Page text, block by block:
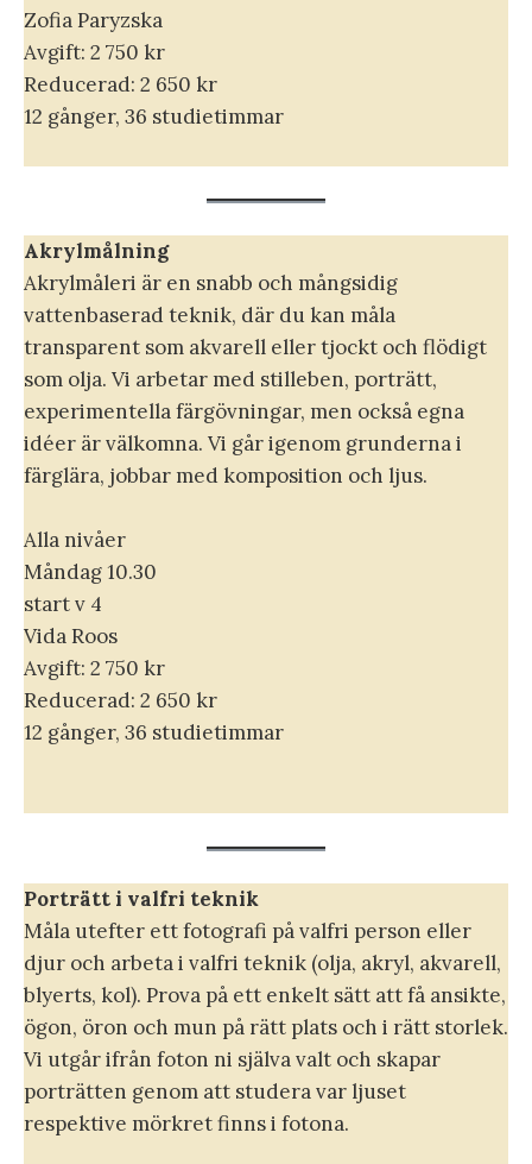
Zofia Paryzska
Avgift: 2 750 kr
Reducerad: 2 650 kr
12 gånger, 36 studietimmar
Akrylmålning
Akrylmåleri är en snabb och mångsidig
vattenbaserad teknik, där du kan måla
transparent som akvarell eller tjockt och flödigt
som olja. Vi arbetar med stilleben, porträtt,
experimentella färgövningar, men också egna
idéer är välkomna. Vi går igenom grunderna i
färglära, jobbar med komposition och ljus.
Alla nivåer
Måndag 10.30
start v 4
Vida Roos
Avgift: 2 750 kr
Reducerad: 2 650 kr
12 gånger, 36 studietimmar
Porträtt i valfri teknik
Måla utefter ett fotografi på valfri person eller
djur och arbeta i valfri teknik (olja, akryl, akvarell,
blyerts, kol). Prova på ett enkelt sätt att få ansikte,
ögon, öron och mun på rätt plats och i rätt storlek.
Vi utgår ifrån foton ni själva valt och skapar
porträtten genom att studera var ljuset
respektive mörkret finns i fotona.